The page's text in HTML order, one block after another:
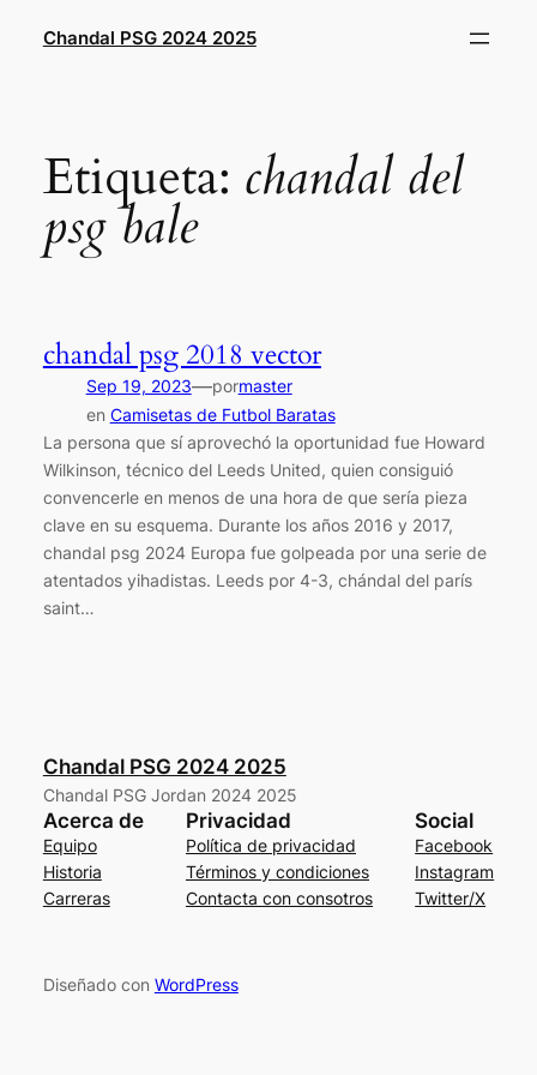
Chandal PSG 2024 2025
Etiqueta: chandal del
psg bale
chandal psg 2018 vector
Sep 19, 2023—pormaster
en Camisetas de Futbol Baratas
La persona que sí aprovechó la oportunidad fue Howard
Wilkinson, técnico del Leeds United, quien consiguió
convencerle en menos de una hora de que sería pieza
clave en su esquema. Durante los años 2016 y 2017,
chandal psg 2024 Europa fue golpeada por una serie de
atentados yihadistas. Leeds por 4-3, chándal del parís
saint…
Chandal PSG 2024 2025
Chandal PSG Jordan 2024 2025
Acerca de
Equipo
Historia
Carreras
Privacidad
Política de privacidad
Términos y condiciones
Contacta con consotros
Social
Facebook
Instagram
Twitter/X
Diseñado con WordPress